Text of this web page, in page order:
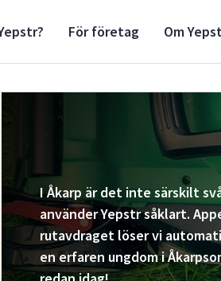
För företag Om
I Åkarp är det inte särskilt
använder Yepstr såklart.
rutavdraget löser vi
en erfaren ungdom i